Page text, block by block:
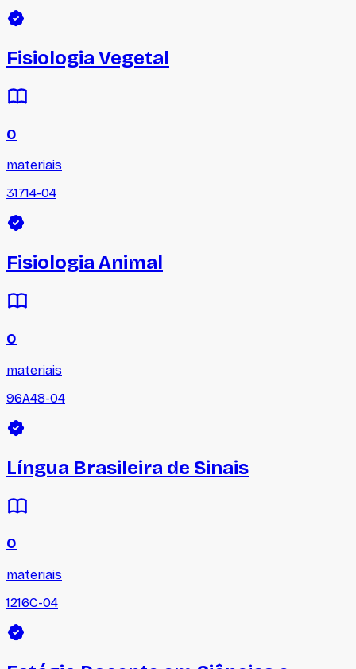
Fisiologia Vegetal
0
materiais
31714-04
Fisiologia Animal
0
materiais
96A48-04
Língua Brasileira de Sinais
0
materiais
1216C-04